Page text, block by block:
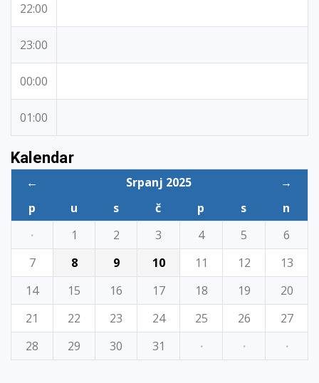
22:00
23:00
00:00
01:00
Kalendar
← Srpanj 2025
→
p
u s č p s
n
·
1 2 3 4 5
6
7
8 9 10 11 12
13
14
15 16 17 18 19
20
21
22 23 24 25 26
27
28
29 30 31 · · ·